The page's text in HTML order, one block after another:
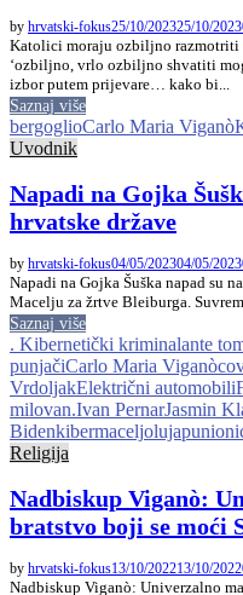
by hrvatski-fokus25/10/202325/10/2023
Katolici moraju ozbiljno razmotriti
‘ozbiljno, vrlo ozbiljno shvatiti
izbor putem prijevare… kako bi...
Saznaj više
bergoglioCarlo Maria Viganò
Uvodnik
Napadi na Gojka
hrvatske države
by hrvatski-fokus04/05/202304/05/2023
Napadi na Gojka Šuška napad su
Macelju za žrtve Bleiburga.
Saznaj više
. Kibernetički kriminalante
punjačiCarlo Maria Viganò
VrdoljakElektrični automobili
milovan.Ivan PernarJasmin
Bidenkibermaceljoluja
Religija
Nadbiskup Viganò:
bratstvo boji se moći
by hrvatski-fokus13/10/202213/10/2022
Nadbiskup Viganò: Univerzalno